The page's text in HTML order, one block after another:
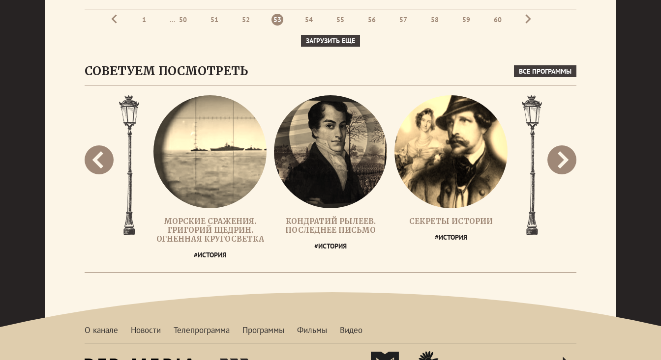
1 ... 50 51 52 53 54 55 56 57 58 59 60
ЗАГРУЗИТЬ ЕЩЕ
СОВЕТУЕМ ПОСМОТРЕТЬ ВСЕ ПРОГРАММЫ
МОРСКИЕ СРАЖЕНИЯ.
ГРИГОРИЙ ЩЕДРИН.
ОГНЕННАЯ КРУГОСВЕТКА
#ИСТОРИЯ
КОНДРАТИЙ РЫЛЕЕВ.
ПОСЛЕДНЕЕ ПИСЬМО
#ИСТОРИЯ
СЕКРЕТЫ ИСТОРИИ
#ИСТОРИЯ
О канале Новости Телепрограмма Программы Фильмы Видео